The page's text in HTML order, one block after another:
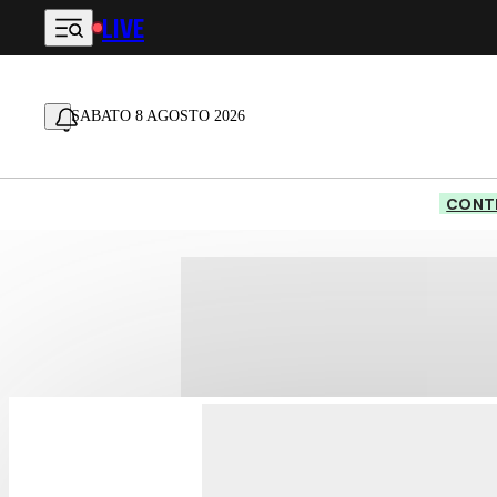
Vai al contenuto principale
LIVE
SABATO 8 AGOSTO 2026